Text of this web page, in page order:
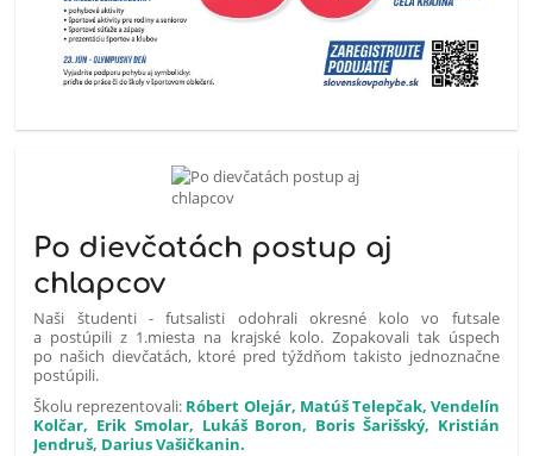
Po dievčatách postup aj
chlapcov
Naši študenti - futsalisti odohrali okresné kolo vo futsale
a postúpili z 1.miesta na krajské kolo. Zopakovali tak úspech
po našich dievčatách, ktoré pred týždňom takisto jednoznačne
postúpili.
Školu reprezentovali: Róbert Olejár, Matúš Telepčak, Vendelín
Kolčar, Erik Smolar, Lukáš Boron, Boris Šarišský, Kristián
Jendruš, Darius Vašičkanin.